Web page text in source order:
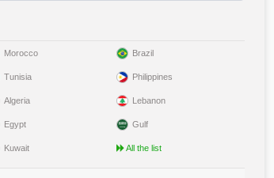
Morocco
Tunisia
Algeria
Egypt
Kuwait
Brazil
Philippines
Lebanon
Gulf
All the list